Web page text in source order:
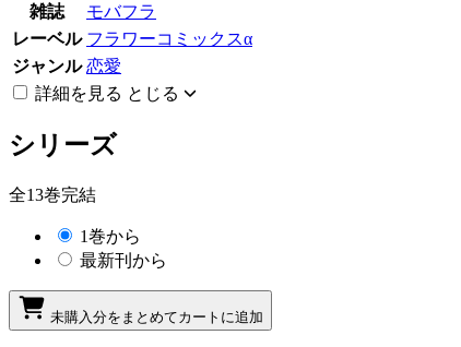
雑誌
モバフラ
レーベル フラワーコミックスα
ジャンル 恋愛
詳細を見る とじる
シリーズ
全13巻完結
1巻から
最新刊から
未購入分をまとめてカートに追加